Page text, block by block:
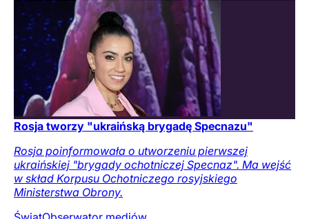
Rosja tworzy "ukraińską brygadę Specnazu"
Rosja poinformowała o utworzeniu pierwszej
ukraińskiej "brygady ochotniczej Specnaz". Ma wejść
w skład Korpusu Ochotniczego rosyjskiego
Ministerstwa Obrony.